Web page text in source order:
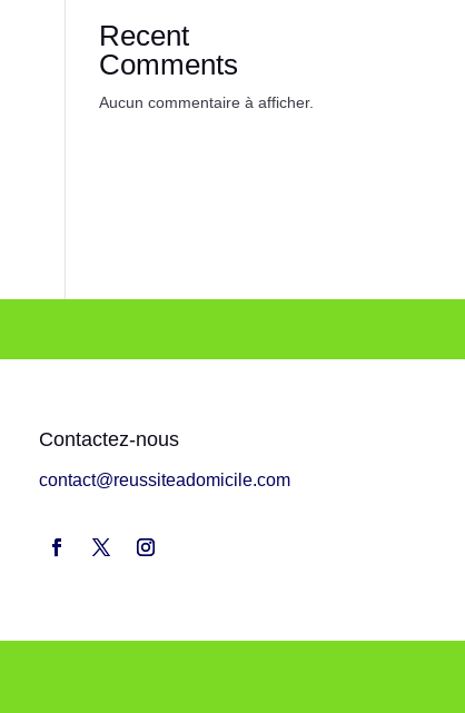
Recent
Comments
Aucun commentaire à afficher.
Contactez-nous
contact@reussiteadomicile.com